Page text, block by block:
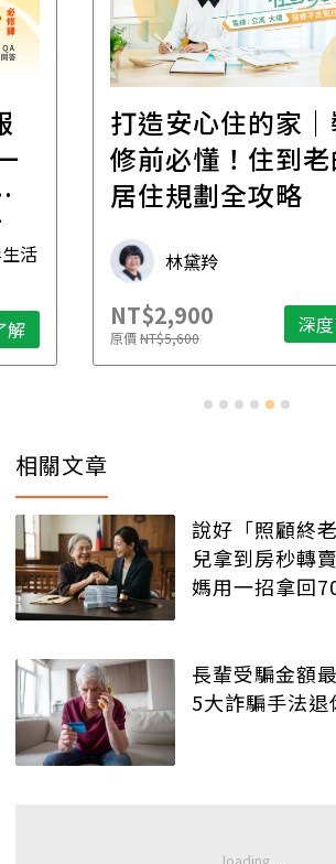
活
解
打造安心住的家｜
修前必懂！住到老
居住規劃全攻略
林黛羚
NT$2,900
原價NT$5,600 深
相關文章
說好「照顧終
兒拿到房秒轉
媽用一招拿回
長輩受騙金額
5大詐騙手法